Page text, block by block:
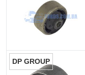
DP GROUP